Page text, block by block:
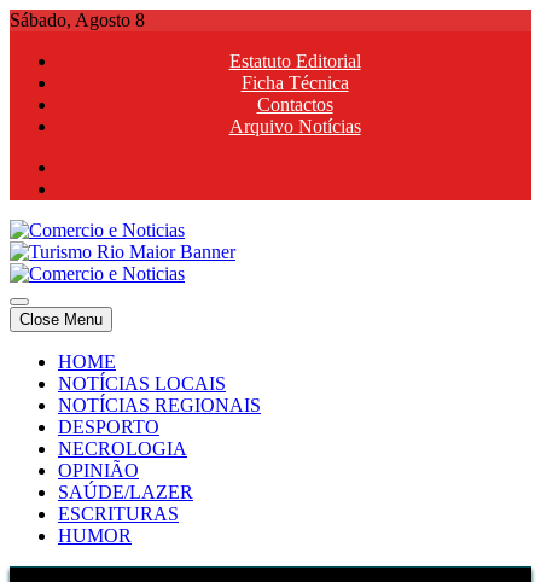
Skip
content
Sábado, Agosto 8
Estatuto Editorial
Ficha Técnica
Contactos
Arquivo Notícias
Comercio e Noticias
Notícias e Publicidade Online
Comercio e Noticias
Notícias e Publicidade Online
Close Menu
HOME
NOTÍCIAS LOCAIS
NOTÍCIAS REGIONAIS
DESPORTO
NECROLOGIA
OPINIÃO
SAÚDE/LAZER
ESCRITURAS
HUMOR